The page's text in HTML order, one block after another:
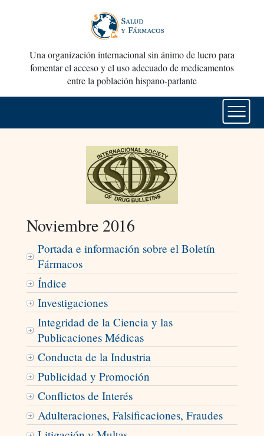
Una organización internacional sin ánimo de lucro para
fomentar el acceso y el uso adecuado de medicamentos
entre la población hispano-parlante
Noviembre 2016
Portada e información sobre el Boletín
Fármacos
Índice
Investigaciones
Integridad de la Ciencia y las
Publicaciones Médicas
Conducta de la Industria
Publicidad y Promoción
Conflictos de Interés
Adulteraciones, Falsificaciones, Fraudes